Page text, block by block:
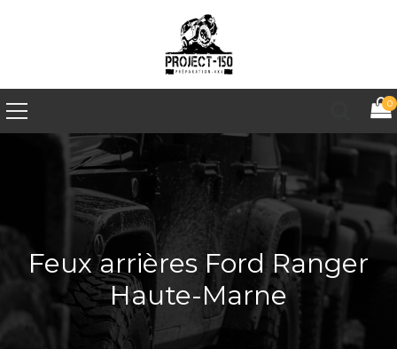
0
Feux arrières Ford Ranger
Haute-Marne